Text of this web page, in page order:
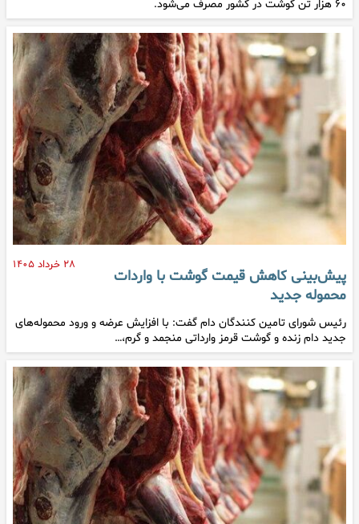
۶۰ هزار تن گوشت در کشور مصرف می‌شود.
۲۸ خرداد ۱۴۰۵
پیش‌بینی کاهش قیمت گوشت با واردات
محموله جدید
رئیس شورای تامین کنندگان دام گفت: با افزایش عرضه و ورود محموله‌های
جدید دام زنده و گوشت قرمز وارداتی منجمد و گرم،…